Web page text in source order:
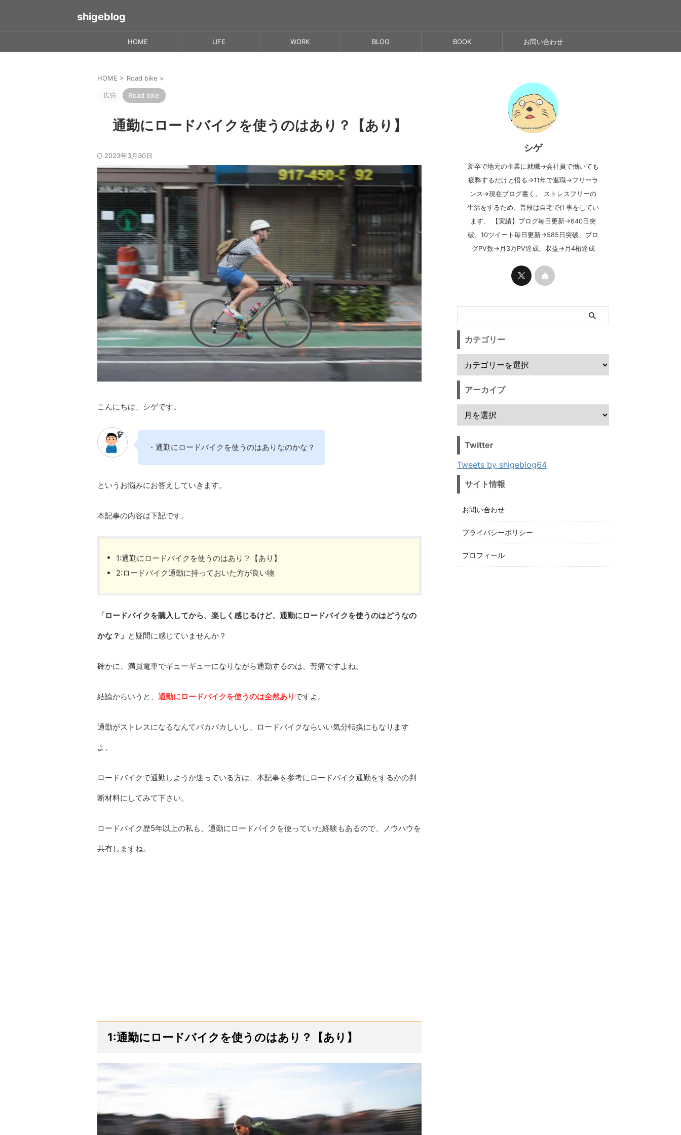
shigeblog
HOME LIFE WORK BLOG BOOK お問い合わせ
HOME > Road bike >
広告 Road bike
通勤にロードバイクを使うのはあり？【あり】
2023年3月30日
こんにちは、シゲです。
・通勤にロードバイクを使うのはありなのかな？
というお悩みにお答えしていきます。
本記事の内容は下記です。
1:通勤にロードバイクを使うのはあり？【あり】
2:ロードバイク通勤に持っておいた方が良い物
「ロードバイクを購入してから、楽しく感じるけど、通勤にロードバイクを使うのはどうなの
かな？」 と疑問に感じていませんか？
確かに、満員電車でギューギューになりながら通勤するのは、苦痛ですよね。
結論からいうと、 通勤にロードバイクを使うのは全然あり ですよ。
通勤がストレスになるなんてバカバカしいし、ロードバイクならいい気分転換にもなります
よ。
ロードバイクで通勤しようか迷っている方は、本記事を参考にロードバイク通勤をするかの判
断材料にしてみて下さい。
ロードバイク歴5年以上の私も、通勤にロードバイクを使っていた経験もあるので、ノウハウを
共有しますね。
1:通勤にロードバイクを使うのはあり？【あり】
シゲ
新卒で地元の企業に就職→会社員で働いても
疲弊するだけと悟る→11年で退職→フリーラ
ンス→現在ブログ書く。 ストレスフリーの
生活をするため、普段は自宅で仕事をしてい
ます。 【実績】ブログ毎日更新→640日突
破、10ツイート毎日更新→585日突破、ブロ
グPV数→月3万PV達成、収益→月4桁達成
カテゴリー
アーカイブ
Twitter
Tweets by shigeblog64
サイト情報
お問い合わせ
プライバシーポリシー
プロフィール